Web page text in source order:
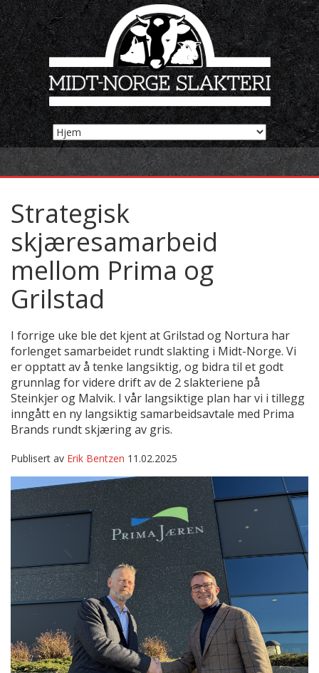
Strategisk
skjæresamarbeid
mellom Prima og
Grilstad
I forrige uke ble det kjent at Grilstad og Nortura har
forlenget samarbeidet rundt slakting i Midt-Norge. Vi
er opptatt av å tenke langsiktig, og bidra til et godt
grunnlag for videre drift av de 2 slakteriene på
Steinkjer og Malvik. I vår langsiktige plan har vi i tillegg
inngått en ny langsiktig samarbeidsavtale med Prima
Brands rundt skjæring av gris.
Publisert av Erik Bentzen 11.02.2025